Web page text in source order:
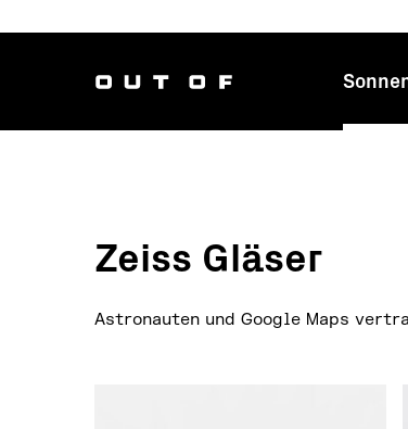
Zeiss Gläser
Astronauten und Google Maps